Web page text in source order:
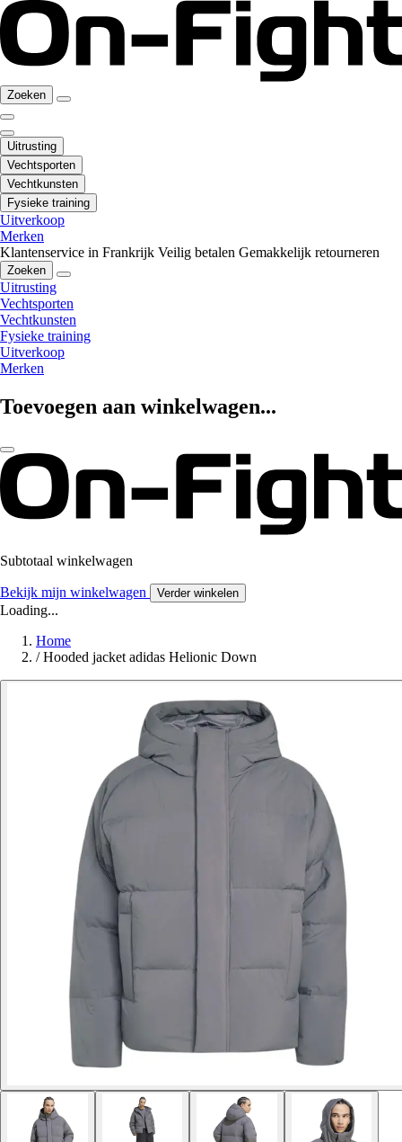
Zoeken
Uitrusting
Vechtsporten
Vechtkunsten
Fysieke training
Uitverkoop
Merken
Klantenservice in Frankrijk Veilig betalen Gemakkelijk retourneren
Zoeken
Uitrusting
Vechtsporten
Vechtkunsten
Fysieke training
Uitverkoop
Merken
Toevoegen aan winkelwagen...
Subtotaal winkelwagen
Bekijk mijn winkelwagen Verder winkelen
Loading...
Home
/ Hooded jacket adidas Helionic Down